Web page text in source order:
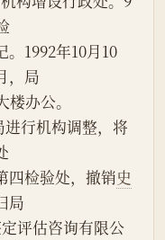
1992年10月10
，局
办公。
四检验处，撤销史
局
评估咨询有限公